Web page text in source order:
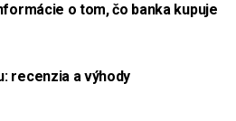
o tom, čo banka kupuje
recenzia a výhody